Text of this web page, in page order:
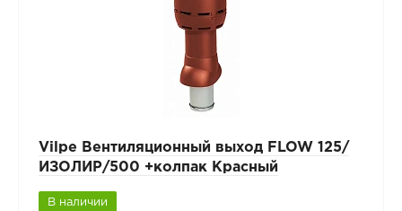
Vilpe Вентиляционный выход FLOW 125/
ИЗОЛИР/500 +колпак Красный
В наличии